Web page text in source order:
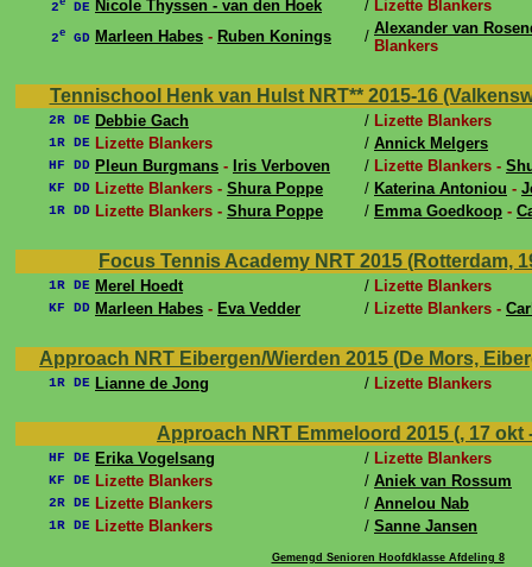
2e DE Nicole Thyssen - van den Hoek / Lizette Blankers
2e GD Marleen Habes - Ruben Konings / Alexander van
Blankers
Tennischool Henk van Hulst NRT** 2015-16
2R DE Debbie Gach / Lizette Blankers
1R DE Lizette Blankers / Annick Melgers
HF DD Pleun Burgmans - Iris Verboven / Lizette Blankers -
KF DD Lizette Blankers - Shura Poppe / Katerina Antoniou -
1R DD Lizette Blankers - Shura Poppe / Emma Goedkoop -
Focus Tennis Academy NRT 2015 (Rotterdam,
1R DE Merel Hoedt / Lizette Blankers
KF DD Marleen Habes - Eva Vedder / Lizette Blankers -
Approach NRT Eibergen/Wierden 2015 (De Mors,
1R DE Lianne de Jong / Lizette Blankers
Approach NRT Emmeloord 2015 (, 17 okt
HF DE Erika Vogelsang / Lizette Blankers
KF DE Lizette Blankers / Aniek van Rossum
2R DE Lizette Blankers / Annelou Nab
1R DE Lizette Blankers / Sanne Jansen
Gemengd Senioren Hoofdklasse Afdeling 8